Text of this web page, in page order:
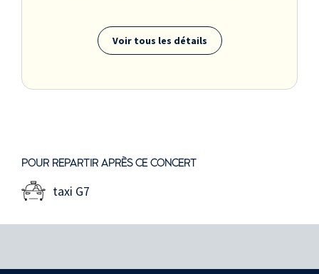
Voir tous les détails
POUR REPARTIR APRÈS CE CONCERT
taxi G7